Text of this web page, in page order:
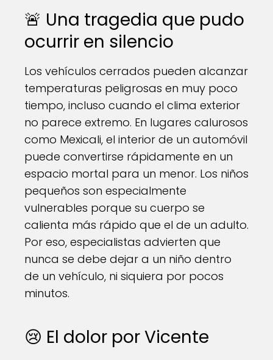
🚨 Una tragedia que pudo
ocurrir en silencio
Los vehículos cerrados pueden alcanzar
temperaturas peligrosas en muy poco
tiempo, incluso cuando el clima exterior
no parece extremo. En lugares calurosos
como Mexicali, el interior de un automóvil
puede convertirse rápidamente en un
espacio mortal para un menor. Los niños
pequeños son especialmente
vulnerables porque su cuerpo se
calienta más rápido que el de un adulto.
Por eso, especialistas advierten que
nunca se debe dejar a un niño dentro
de un vehículo, ni siquiera por pocos
minutos.
😢 El dolor por Vicente